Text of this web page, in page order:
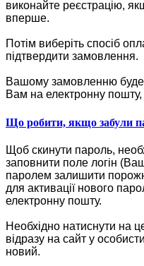
виконайте реєстрацію,
вперше.
Потім виберіть спосіб
підтвердити замовлення.
Вашому замовленню
Вам на електронну пошту,
Що робити, якщо забули
Щоб скинути пароль,
заповнити поле логін
паролем залишити
для активації нового
електронну пошту.
Необхідно натиснути на
відразу на сайт у
новий.